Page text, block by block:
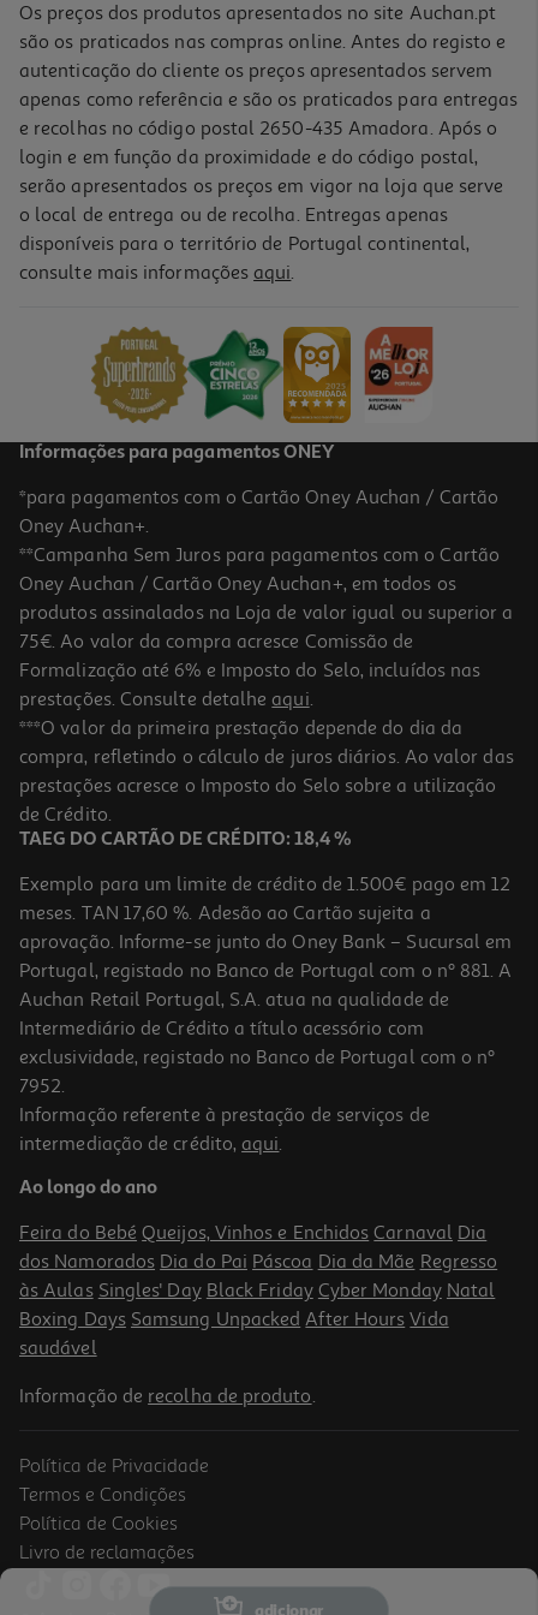
adicionar
-10%
Livro K-Pop - Livro De Fãs
PVP de editor
13,95 €
-10%
Livro Toca A Sair - Livro De Histórias
13.49 €/un
14,99 € PVP de editor
13,49 €
-10%
Livro O Pior Livro Do Mundo
11.61 €/un
PVP de editor
11,61 €
-10%
Livro O Urso De Companhia
Os preços dos produtos apresentados no site Auchan.pt
são os praticados nas compras online. Antes do registo e
autenticação do cliente os preços apresentados servem
apenas como referência e são os praticados para entregas
e recolhas no código postal 2650-435 Amadora. Após o
login e em função da proximidade e do código postal,
serão apresentados os preços em vigor na loja que serve
o local de entrega ou de recolha. Entregas apenas
disponíveis para o território de Portugal continental,
consulte mais informações aqui.
Informações para pagamentos ONEY
*para pagamentos com o Cartão Oney Auchan / Cartão
Oney Auchan+.
**Campanha Sem Juros para pagamentos com o Cartão
Oney Auchan / Cartão Oney Auchan+, em todos os
produtos assinalados na Loja de valor igual ou superior a
75€. Ao valor da compra acresce Comissão de
Formalização até 6% e Imposto do Selo, incluídos nas
prestações. Consulte detalhe aqui.
***O valor da primeira prestação depende do dia da
compra, refletindo o cálculo de juros diários. Ao valor das
prestações acresce o Imposto do Selo sobre a utilização
de Crédito.
TAEG DO CARTÃO DE CRÉDITO: 18,4 %
Exemplo para um limite de crédito de 1.500€ pago em 12
meses. TAN 17,60 %. Adesão ao Cartão sujeita a
aprovação. Informe-se junto do Oney Bank – Sucursal em
Portugal, registado no Banco de Portugal com o nº 881. A
Auchan Retail Portugal, S.A. atua na qualidade de
Intermediário de Crédito a título acessório com
exclusividade, registado no Banco de Portugal com o nº
7952.
Informação referente à prestação de serviços de
intermediação de crédito, aqui.
Ao longo do ano
Feira do Bebé Queijos, Vinhos e Enchidos Carnaval Dia
dos Namorados Dia do Pai Páscoa Dia da Mãe Regresso
às Aulas Singles' Day Black Friday Cyber Monday Natal
Boxing Days Samsung Unpacked After Hours Vida
saudável
Informação de recolha de produto.
Política de Privacidade
Termos e Condições
Política de Cookies
Livro de reclamações